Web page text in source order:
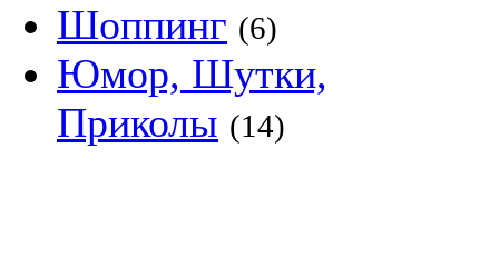
Шоппинг (6)
Юмор, Шутки,
Приколы (14)